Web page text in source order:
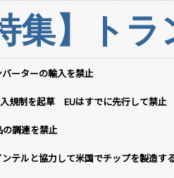
集】ト
ーターの輸入を禁止
規制を起草 EUはすでに先行して禁止
調達を禁止
テルと協力して米国でチップを製造す